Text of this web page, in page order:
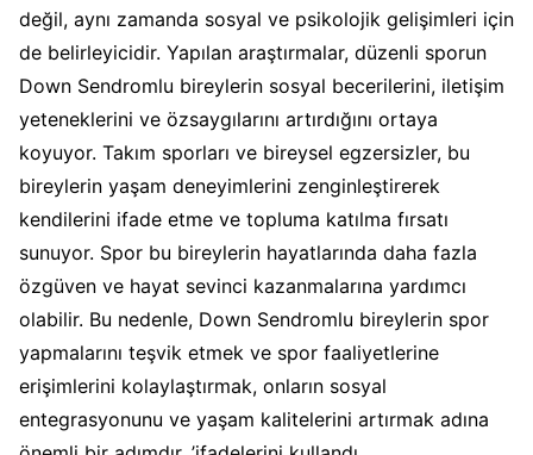
değil, aynı zamanda sosyal ve psikolojik gelişimleri için
de belirleyicidir. Yapılan araştırmalar, düzenli sporun
Down Sendromlu bireylerin sosyal becerilerini, iletişim
yeteneklerini ve özsaygılarını artırdığını ortaya
koyuyor. Takım sporları ve bireysel egzersizler, bu
bireylerin yaşam deneyimlerini zenginleştirerek
kendilerini ifade etme ve topluma katılma fırsatı
sunuyor. Spor bu bireylerin hayatlarında daha fazla
özgüven ve hayat sevinci kazanmalarına yardımcı
olabilir. Bu nedenle, Down Sendromlu bireylerin spor
yapmalarını teşvik etmek ve spor faaliyetlerine
erişimlerini kolaylaştırmak, onların sosyal
entegrasyonunu ve yaşam kalitelerini artırmak adına